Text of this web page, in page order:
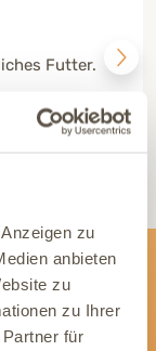
zu
anbieten
zu
zu Ihrer
für
Futter.
Tipps